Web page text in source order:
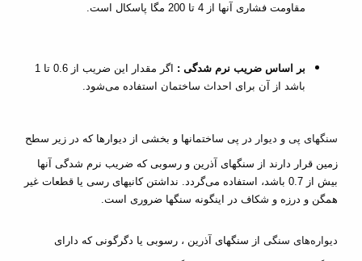
مقاومت فشاری آنها از 4 تا 200 مگا پاسکال است.
بر اساس ضریب نرم شدگی :
اگر مقدار این ضریب از 0.6 تا 1
باشد از آن برای احداث ساختمان استفاده می‌شود.
سنگهای پی و دیوار در پی ساختمانها و بخشی از دیوارها که در زیر سطح
زمین قرار دارند از سنگهای آذرین و رسوبی که ضریب نرم شدگی آنها
بیش از 0.7 باشد، استفاده می‌گردد. نداشتن کانیهای رسی یا قطعات غیر
همگن و درزه و شکاف در اینگونه سنگها ضروری است.
دیواره‌های سنگی از سنگهای آذرین ، رسوبی یا دگرگونی که دارای